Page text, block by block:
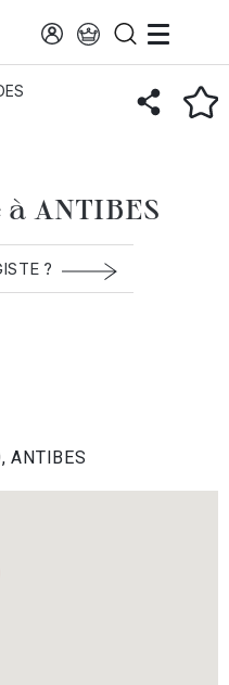
Antibes Vangioni Marc
ANTIBES
?
ANTIBES